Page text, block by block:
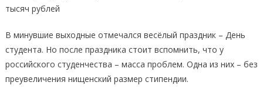
тысяч рублей
В минувшие выходные отмечался весёлый праздник – День
студента. Но после праздника стоит вспомнить, что у
российского студенчества – масса проблем. Одна из них – без
преувеличения нищенский размер стипендии.